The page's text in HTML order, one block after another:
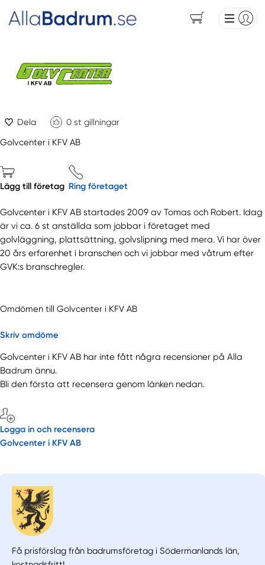
Dela 0 st gillningar
Golvcenter i KFV AB
Lägg till företag Ring företaget
Golvcenter i KFV AB startades 2009 av Tomas och Robert. Idag
är vi ca. 6 st anställda som jobbar i företaget med
golvläggning, plattsättning, golvslipning med mera. Vi har över
20 års erfarenhet i branschen och vi jobbar med våtrum efter
GVK:s branschregler.
Omdömen till Golvcenter i KFV AB
Skriv omdöme
Golvcenter i KFV AB har inte fått några recensioner på Alla
Badrum ännu.
Bli den första att recensera genom länken nedan.
Logga in och recensera
Golvcenter i KFV AB
Få prisförslag från badrumsföretag i Södermanlands län,